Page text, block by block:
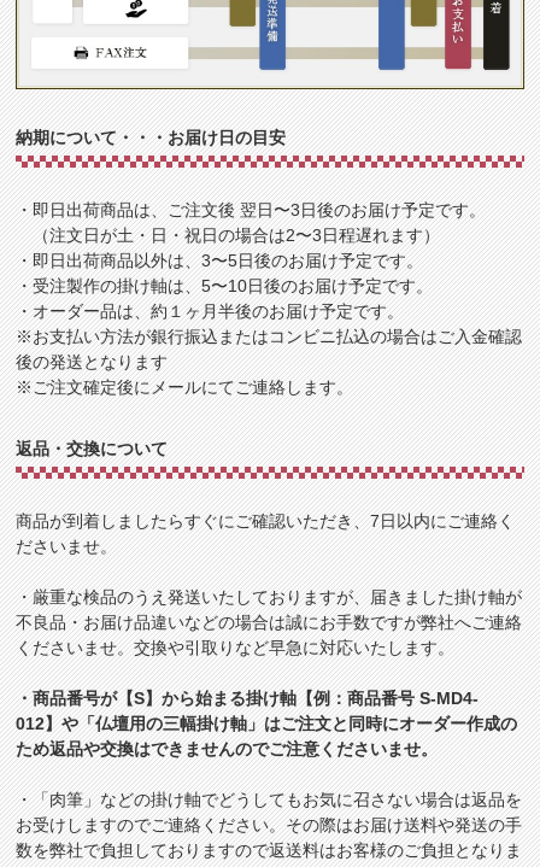
納期について・・・お届け日の目安
・即日出荷商品は、ご注文後 翌日〜3日後のお届け予定です。
（注文日が土・日・祝日の場合は2〜3日程遅れます）
・即日出荷商品以外は、3〜5日後のお届け予定です。
・受注製作の掛け軸は、5〜10日後のお届け予定です。
・オーダー品は、約１ヶ月半後のお届け予定です。
※お支払い方法が銀行振込またはコンビニ払込の場合はご入金確認
後の発送となります
※ご注文確定後にメールにてご連絡します。
返品・交換について
商品が到着しましたらすぐにご確認いただき、7日以内にご連絡く
ださいませ。
・厳重な検品のうえ発送いたしておりますが、届きました掛け軸が
不良品・お届け品違いなどの場合は誠にお手数ですが弊社へご連絡
くださいませ。交換や引取りなど早急に対応いたします。
・商品番号が【S】から始まる掛け軸【例：商品番号 S-MD4-
012】や「仏壇用の三幅掛け軸」はご注文と同時にオーダー作成の
ため返品や交換はできませんのでご注意くださいませ。
・「肉筆」などの掛け軸でどうしてもお気に召さない場合は返品を
お受けしますのでご連絡ください。その際はお届け送料や発送の手
数を弊社で負担しておりますので返送料はお客様のご負担となりま